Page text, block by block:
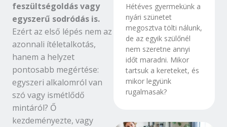
feszültségoldás vagy
egyszerű sodródás is.
Ezért az első lépés nem az
azonnali ítéletalkotás,
hanem a helyzet
pontosabb megértése:
egyszeri alkalomról van
szó vagy ismétlődő
mintáról? Ő
kezdeményezte, vagy
Hétéves gyermekünk a
nyári szünetet
megosztva tölti nálunk,
de az egyik szülőnél
nem szeretne annyi
időt maradni. Mikor
tartsuk a kereteket, és
mikor legyünk
rugalmasak?